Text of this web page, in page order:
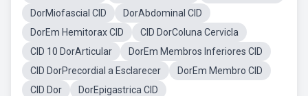
DorMiofascial CID
DorAbdominal CID
DorEm Hemitorax CID
CID DorColuna Cervicla
CID 10 DorArticular
DorEm Membros Inferiores CID
CID DorPrecordial a Esclarecer
DorEm Membro CID
CID Dor
DorEpigastrica CID